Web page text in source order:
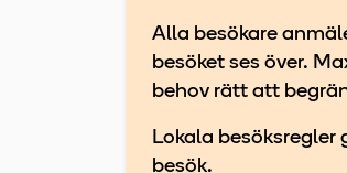
Alla besökare
besöket ses över.
behov rätt att
Lokala
besök.